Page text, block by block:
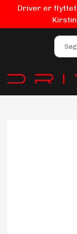
Driver er